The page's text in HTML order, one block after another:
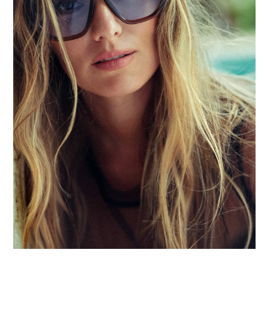
al citado medio.
Además, el comunicador aseguró
que existe una versión de Daniela
que pocas personas conocen y que es
muy distinta a la imagen que
proyecta en televisión.
"La gente cree que la conoce, pero
hay una parte de ella que no se ve.
Es una súper mamá. Da todo por sus